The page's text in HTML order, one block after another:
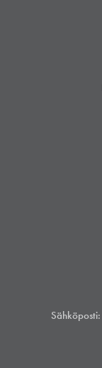
Sähköposti: